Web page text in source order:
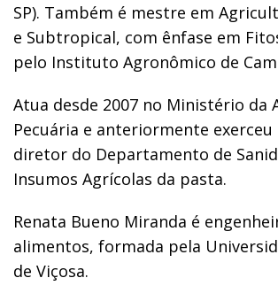
SP). Também é mestre em
e Subtropical, com ênfase em
pelo Instituto Agronômico de
Atua desde 2007 no Ministério da
Pecuária e anteriormente exerceu
diretor do Departamento de
Insumos Agrícolas da pasta.
Renata Bueno Miranda é
alimentos, formada pela
de Viçosa.